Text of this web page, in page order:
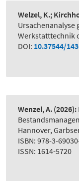
Welzel, K.;
Werkstatttechnik
DOI: 10.37544/
Wenzel, A. (2026):
Hannover,
ISBN: 978-3-
ISSN: 1614-5720